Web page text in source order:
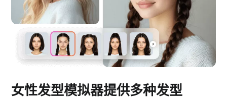
女性发型模拟器提供多种发型